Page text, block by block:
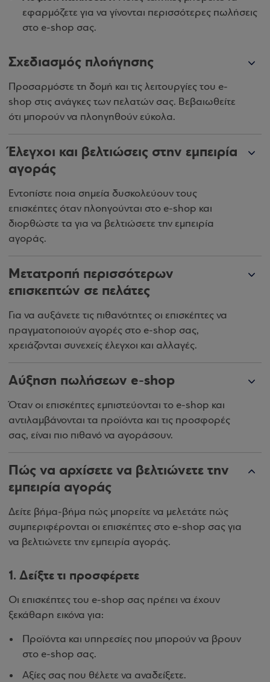
εφαρμόζετε για να γίνονται περισσότερες πωλήσεις
στο e-shop σας.
Σχεδιασμός πλοήγησης
Προσαρμόστε τη δομή και τις λειτουργίες του e-
shop στις ανάγκες των πελατών σας. Βεβαιωθείτε
ότι μπορούν να πλοηγηθούν εύκολα.
Έλεγχοι και βελτιώσεις στην εμπειρία
αγοράς
Εντοπίστε ποια σημεία δυσκολεύουν τους
επισκέπτες όταν πλοηγούνται στο e-shop και
διορθώστε τα για να βελτιώσετε την εμπειρία
αγοράς.
Μετατροπή περισσότερων
επισκεπτών σε πελάτες
Για να αυξάνετε τις πιθανότητες οι επισκέπτες να
πραγματοποιούν αγορές στο e-shop σας,
χρειάζονται συνεχείς έλεγχοι και αλλαγές.
Αύξηση πωλήσεων e-shop
Όταν οι επισκέπτες εμπιστεύονται το e-shop και
αντιλαμβάνονται τα προϊόντα και τις προσφορές
σας, είναι πιο πιθανό να αγοράσουν.
Πώς να αρχίσετε να βελτιώνετε την
εμπειρία αγοράς
Δείτε βήμα-βήμα πώς μπορείτε να μελετάτε πώς
συμπεριφέρονται οι επισκέπτες στο e-shop σας για
να βελτιώνετε την εμπειρία αγοράς.
1. Δείξτε τι προσφέρετε
Οι επισκέπτες του e-shop σας πρέπει να έχουν
ξεκάθαρη εικόνα για:
Προϊόντα και υπηρεσίες που μπορούν να βρουν
στο e-shop σας.
Αξίες σας που θέλετε να αναδείξετε.